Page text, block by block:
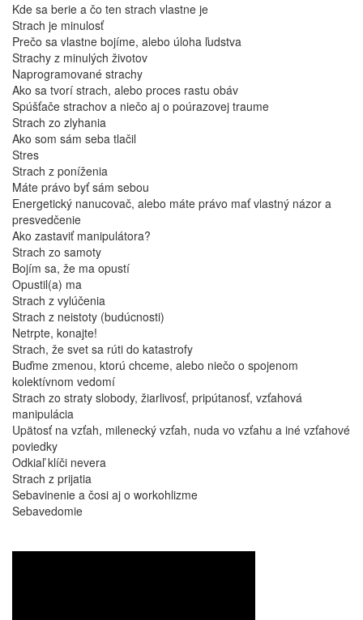
Kde sa berie a čo ten strach vlastne je
Strach je minulosť
Prečo sa vlastne bojíme, alebo úloha ľudstva
Strachy z minulých životov
Naprogramované strachy
Ako sa tvorí strach, alebo proces rastu obáv
Spúšťače strachov a niečo aj o poúrazovej traume
Strach zo zlyhania
Ako som sám seba tlačil
Stres
Strach z poníženia
Máte právo byť sám sebou
Energetický nanucovač, alebo máte právo mať vlastný názor a
presvedčenie
Ako zastaviť manipulátora?
Strach zo samoty
Bojím sa, že ma opustí
Opustil(a) ma
Strach z vylúčenia
Strach z neistoty (budúcnosti)
Netrpte, konajte!
Strach, že svet sa rúti do katastrofy
Buďme zmenou, ktorú chceme, alebo niečo o spojenom
kolektívnom vedomí
Strach zo straty slobody, žiarlivosť, pripútanosť, vzťahová
manipulácia
Upätosť na vzťah, milenecký vzťah, nuda vo vzťahu a iné vzťahové
poviedky
Odkiaľ klíči nevera
Strach z prijatia
Sebavinenie a čosi aj o workohlizme
Sebavedomie